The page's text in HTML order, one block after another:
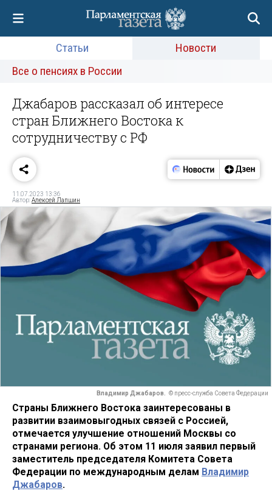
Статьи
Новости
Все о пенсиях в России
Джабаров рассказал об интересе
стран Ближнего Востока к
сотрудничеству с РФ
11.07.2023 13:36
Автор:Алексей Лапшин
Владимир Джабаров. © пресс-служба Совета Федерации
Страны Ближнего Востока заинтересованы в
развитии взаимовыгодных связей с Россией,
отмечается улучшение отношений Москвы со
странами региона. Об этом 11 июля заявил первый
заместитель председателя Комитета Совета
Федерации по международным делам Владимир
Джабаров.